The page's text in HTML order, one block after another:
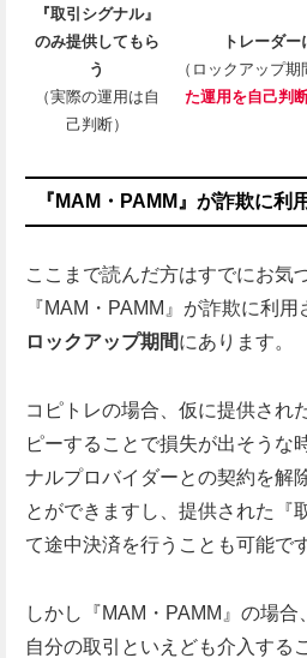
『取引シグナル』
のみ提供してもら
う
（実際の運用は自
己判断）
トレーダ
（ロックアップ期
た運用を自己判
『MAM・PAMM』が詐欺に利
ここまで読んだ方はすでにお気
『MAM・PAMM』が詐欺に利
ロックアップ期間にあります。
コピトレの場合、仮に提供され
ピーすることで損失が出そうな
ナルプロバイダーとの契約を解
とができますし、提供された『
て途中決済を行うことも可能です
しかし『MAM・PAMM』の場
自分の取引といえども介入する